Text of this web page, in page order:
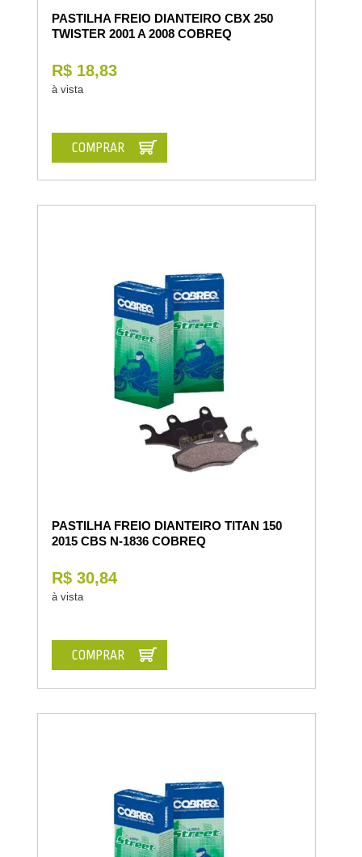
PASTILHA FREIO DIANTEIRO CBX 250
TWISTER 2001 A 2008 COBREQ
R$ 18,83
à vista
COMPRAR
PASTILHA FREIO DIANTEIRO TITAN 150
2015 CBS N-1836 COBREQ
R$ 30,84
à vista
COMPRAR